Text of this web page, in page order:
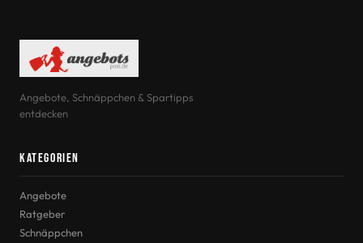
Angebote, Schnäppchen & Spartipps
entdecken
Kategorien
Angebote
Ratgeber
Schnäppchen